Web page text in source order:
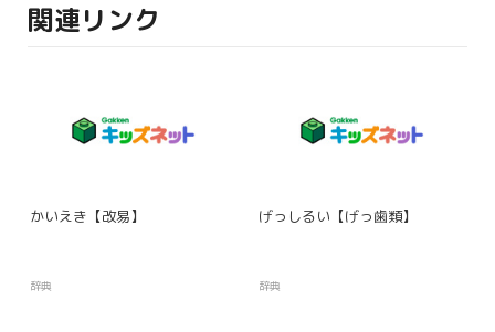
関連リンク
かいえき【改易】
辞典
げっしるい【げっ歯類】
辞典